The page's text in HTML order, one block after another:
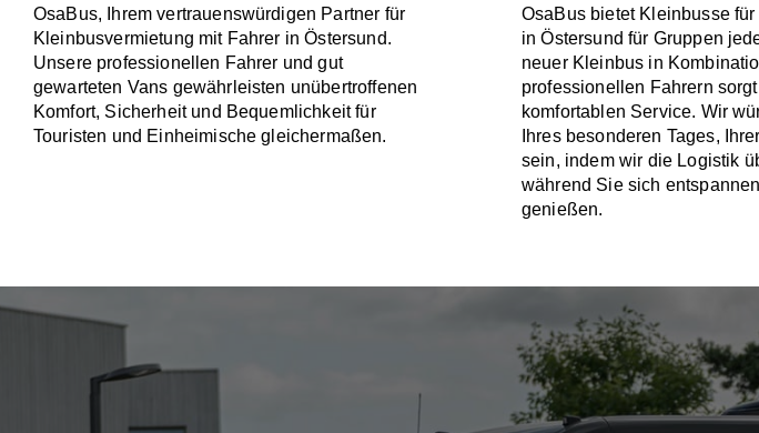
OsaBus, Ihrem vertrauenswürdigen Partner für
Kleinbusvermietung mit Fahrer in Östersund.
Unsere professionellen Fahrer und gut
gewarteten Vans gewährleisten unübertroffenen
Komfort, Sicherheit und Bequemlichkeit für
Touristen und Einheimische gleichermaßen.
OsaBus bietet Kleinbusse
in Östersund für Gruppen
neuer Kleinbus in
professionellen Fahrern
komfortablen Service. Wir
Ihres besonderen Tages,
sein, indem wir die Logistik
während Sie sich
genießen.